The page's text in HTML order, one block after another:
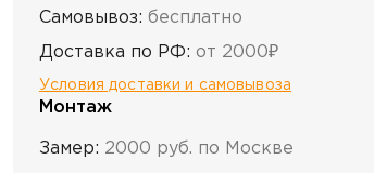
Самовывоз: бесплатно
Доставка по РФ: от 2000₽
Условия доставки и самовывоза
Монтаж
Замер: 2000 руб. по Москве